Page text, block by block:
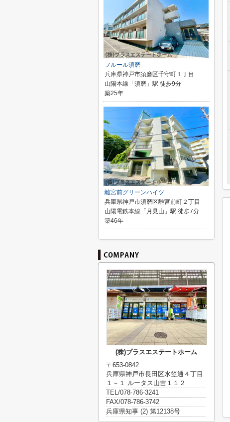
フルール須磨
兵庫県神戸市須磨区千守町１丁目
山陽本線「須磨」駅 徒歩9分
築25年
離宮前グリーンハイツ
兵庫県神戸市須磨区離宮前町２丁目
山陽電鉄本線「月見山」駅 徒歩7分
築46年
(株)プラスエステートホーム
〒653-0842
兵庫県神戸市長田区水笠通４丁目
１－１ ルータス山吉１１２
TEL/078-786-3241
FAX/078-786-3742
兵庫県知事 (2) 第12138号